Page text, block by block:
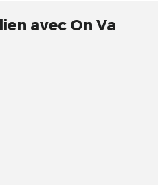
avec On Va